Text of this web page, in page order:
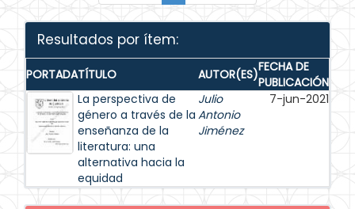
Resultados por ítem:
PORTADATÍTULO AUTOR(ES)FECHA DE
PUBLICACIÓN
La perspectiva de
género a través de la
enseñanza de la
literatura: una
alternativa hacia la
equidad
Julio
Antonio
Jiménez
7-jun-2021